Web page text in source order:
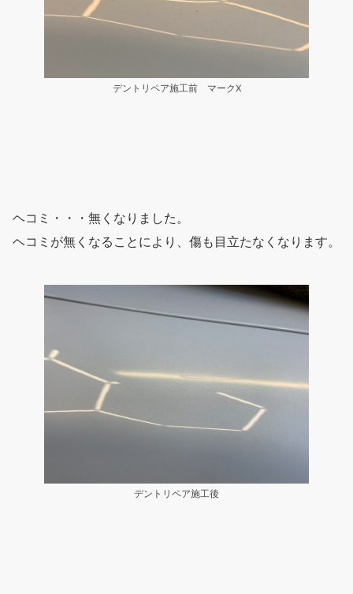
デントリペア施工前 マークX
ヘコミ・・・無くなりました。
ヘコミが無くなることにより、傷も目立たなくなります。
デントリペア施工後